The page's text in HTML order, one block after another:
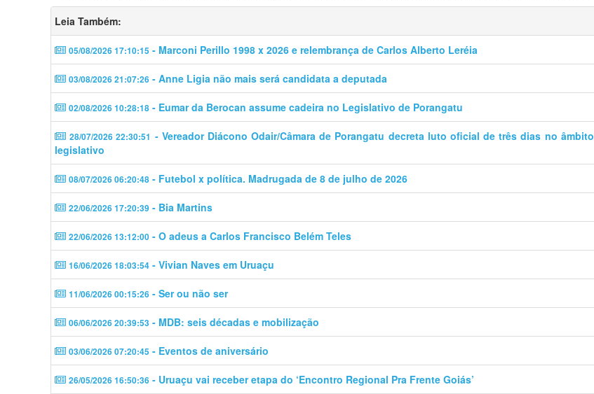
Leia Também:
05/08/2026 17:10:15 - Marconi Perillo 1998 x 2026 e relembrança de Carlos Alberto Leréia
03/08/2026 21:07:26 - Anne Ligia não mais será candidata a deputada
02/08/2026 10:28:18 - Eumar da Berocan assume cadeira no Legislativo de Porangatu
28/07/2026 22:30:51 - Vereador Diácono Odair/Câmara de Porangatu decreta luto oficial de três dias no âmbito
legislativo
08/07/2026 06:20:48 - Futebol x política. Madrugada de 8 de julho de 2026
22/06/2026 17:20:39 - Bia Martins
22/06/2026 13:12:00 - O adeus a Carlos Francisco Belém Teles
16/06/2026 18:03:54 - Vivian Naves em Uruaçu
11/06/2026 00:15:26 - Ser ou não ser
06/06/2026 20:39:53 - MDB: seis décadas e mobilização
03/06/2026 07:20:45 - Eventos de aniversário
26/05/2026 16:50:36 - Uruaçu vai receber etapa do ‘Encontro Regional Pra Frente Goiás’